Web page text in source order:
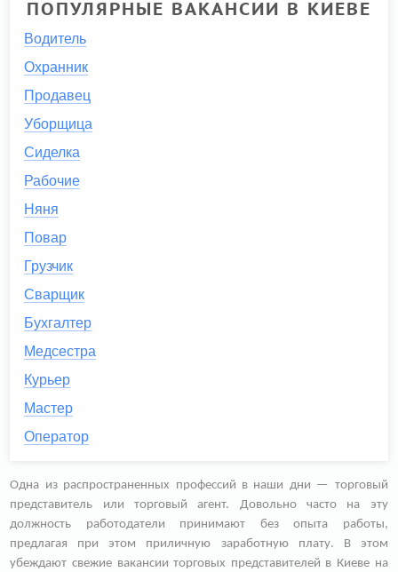
ПОПУЛЯРНЫЕ ВАКАНСИИ В КИЕВЕ
Водитель
Охранник
Продавец
Уборщица
Сиделка
Рабочие
Няня
Повар
Грузчик
Сварщик
Бухгалтер
Медсестра
Курьер
Мастер
Оператор
Одна из распространенных профессий в наши дни — торговый
представитель или торговый агент. Довольно часто на эту
должность работодатели принимают без опыта работы,
предлагая при этом приличную заработную плату. В этом
убеждают свежие вакансии торговых представителей в Киеве на